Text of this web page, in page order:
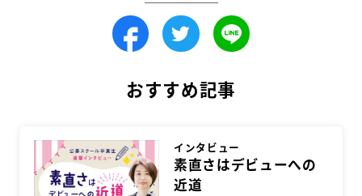
おすすめ記事
インタビュー
素直さはデビューへの
近道